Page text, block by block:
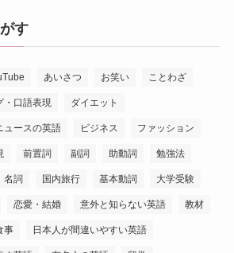
す
あいさつ お笑い ことわざ
・口語表現 ダイエット
ュースの英語 ビジネス ファッション
前置詞 副詞 助動詞 勉強法
名詞 国内旅行 基本動詞 大学受験
恋愛・結婚 意外と知らない英語 教材
事 日本人が間違いやすい英語